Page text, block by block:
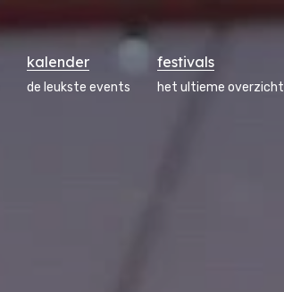
kalender
de leukste events
festivals
het ultieme overzicht